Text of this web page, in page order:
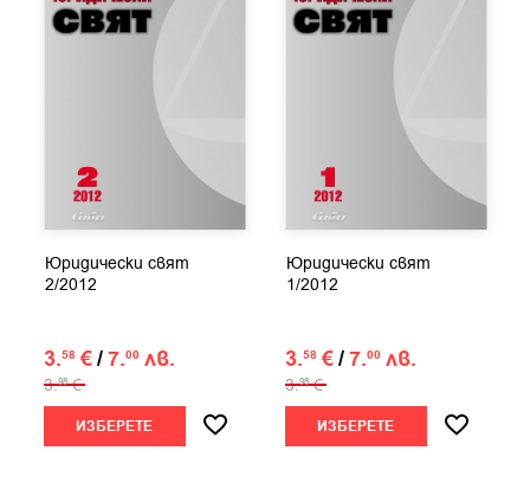
Юридически свят
2/2012
3.58 €/7.00 лв.
3.98 €
ИЗБЕРЕТЕ
Юридически свят
1/2012
3.58 €/7.00 лв.
3.98 €
ИЗБЕРЕТЕ